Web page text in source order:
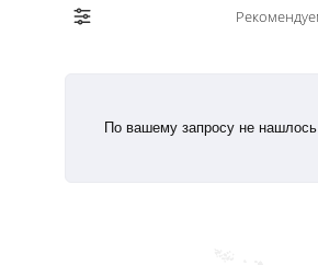
По вашему запросу не